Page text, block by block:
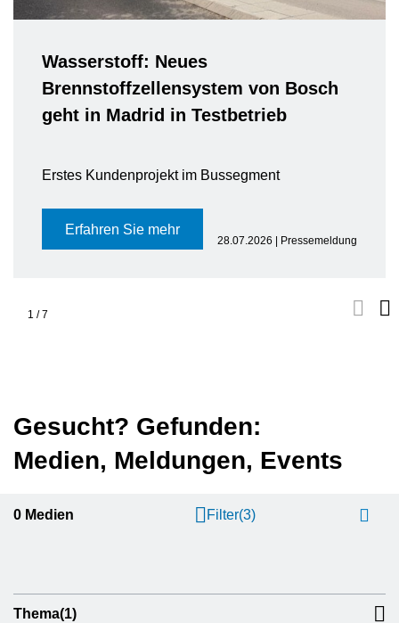
Wasserstoff: Neues
Brennstoffzellensystem von Bosch
geht in Madrid in Testbetrieb
Erstes Kundenprojekt im Bussegment
Erfahren Sie mehr
28.07.2026 | Pressemeldung
1 /7
Gesucht? Gefunden:
Medien, Meldungen, Events
0 Medien Filter(3)
Thema(1)